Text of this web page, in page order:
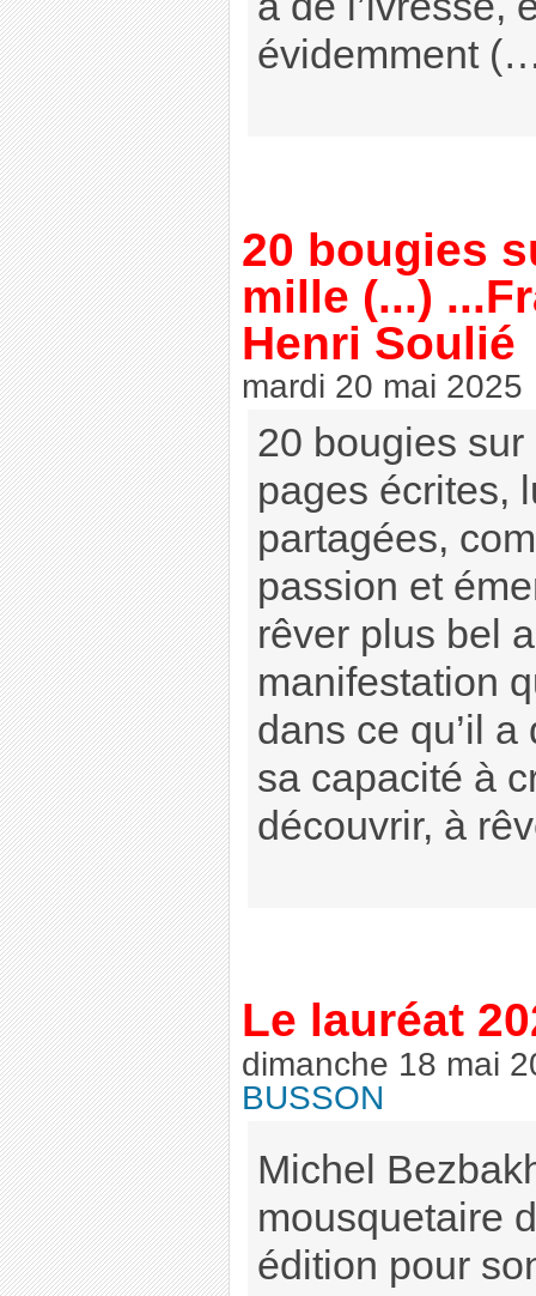
évidemment
20 bougies
mille (...)
Henri Soulié
mardi 20 mai 2025
20 bougies
pages écrites,
partagées,
passion et
rêver plus bel
manifestation
dans ce qu’il
sa capacité à
découvrir, à
Le lauréat
dimanche 18 mai
BUSSON
Michel
mousquetaire
édition pour